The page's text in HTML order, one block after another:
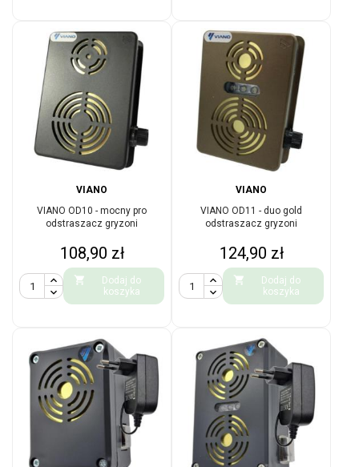
VIANO
VIANO OD10 - mocny pro
odstraszacz gryzoni
Cena
108,90 zł

Dodaj do
koszyka
VIANO
VIANO OD11 - duo gold
odstraszacz gryzoni
Cena
124,90 zł

Dodaj do
koszyka